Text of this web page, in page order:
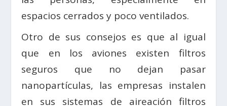
espacios cerrados y poco ventilados.
Otro de sus consejos es que al igual
que en los aviones existen filtros
seguros que no dejan pasar
nanopartículas, las empresas instalen
en sus sistemas de aireación filtros